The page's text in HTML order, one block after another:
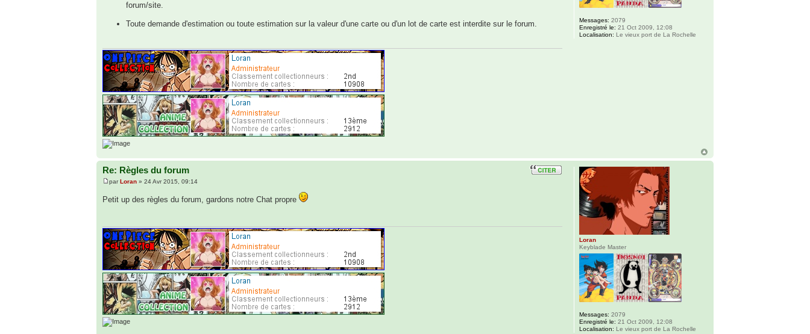
forum/site.
Toute demande d'estimation ou toute estimation sur la valeur d'une carte ou d'un lot de carte est interdite sur le forum. Messages: 2079
Enregistré le: 21 Oct 2009, 12:08
Localisation: Le vieux port de La Rochelle
Re: Règles du forum
par Loran » 24 Avr 2015, 09:14
Petit up des règles du forum, gardons notre Chat propre
Loran
Keyblade Master
Messages: 2079
Enregistré le: 21 Oct 2009, 12:08
Localisation: Le vieux port de La Rochelle